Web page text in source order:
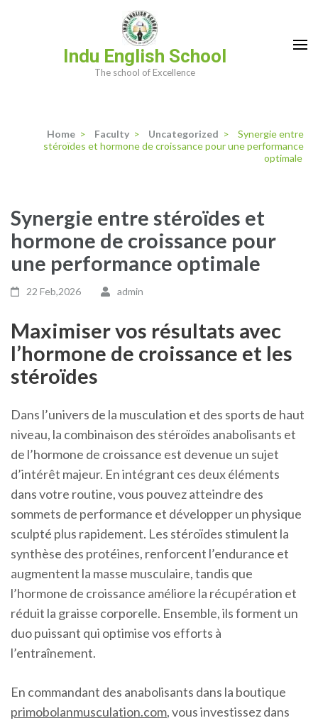
Indu English School
The school of Excellence
Home > Faculty > Uncategorized >
Synergie entre
stéroïdes et hormone de croissance pour une performance
optimale
Synergie entre stéroïdes et
hormone de croissance pour
une performance optimale
22 Feb,2026 admin
Maximiser vos résultats avec
l’hormone de croissance et les
stéroïdes
Dans l’univers de la musculation et des sports de haut
niveau, la combinaison des stéroïdes anabolisants et
de l’hormone de croissance est devenue un sujet
d’intérêt majeur. En intégrant ces deux éléments
dans votre routine, vous pouvez atteindre des
sommets de performance et développer un physique
sculpté plus rapidement. Les stéroïdes stimulent la
synthèse des protéines, renforcent l’endurance et
augmentent la masse musculaire, tandis que
l’hormone de croissance améliore la récupération et
réduit la graisse corporelle. Ensemble, ils forment un
duo puissant qui optimise vos efforts à
l’entraînement.
En commandant des anabolisants dans la boutique
primobolanmusculation.com, vous investissez dans